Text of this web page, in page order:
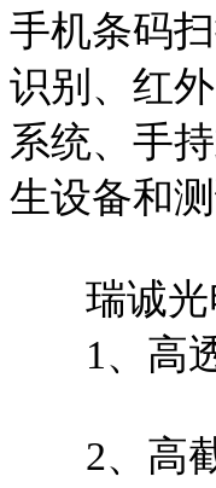
手机条码
识别、红
系统、手
生设备和测
瑞诚
1、高
2、高